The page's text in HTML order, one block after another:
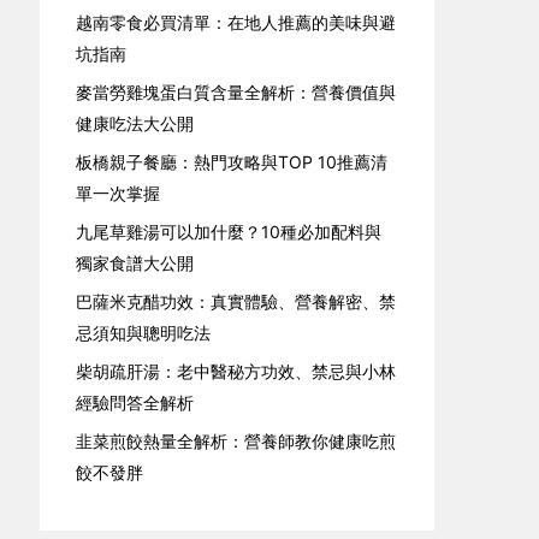
越南零食必買清單：在地人推薦的美味與避
坑指南
麥當勞雞塊蛋白質含量全解析：營養價值與
健康吃法大公開
板橋親子餐廳：熱門攻略與TOP 10推薦清
單一次掌握
九尾草雞湯可以加什麼？10種必加配料與
獨家食譜大公開
巴薩米克醋功效：真實體驗、營養解密、禁
忌須知與聰明吃法
柴胡疏肝湯：老中醫秘方功效、禁忌與小林
經驗問答全解析
韭菜煎餃熱量全解析：營養師教你健康吃煎
餃不發胖